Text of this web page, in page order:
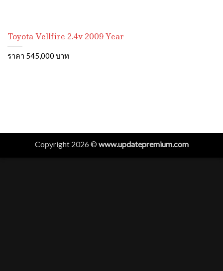
Toyota Vellfire 2.4v 2009 Year
ราคา 545,000 บาท
Copyright 2026 © www.updatepremium.com